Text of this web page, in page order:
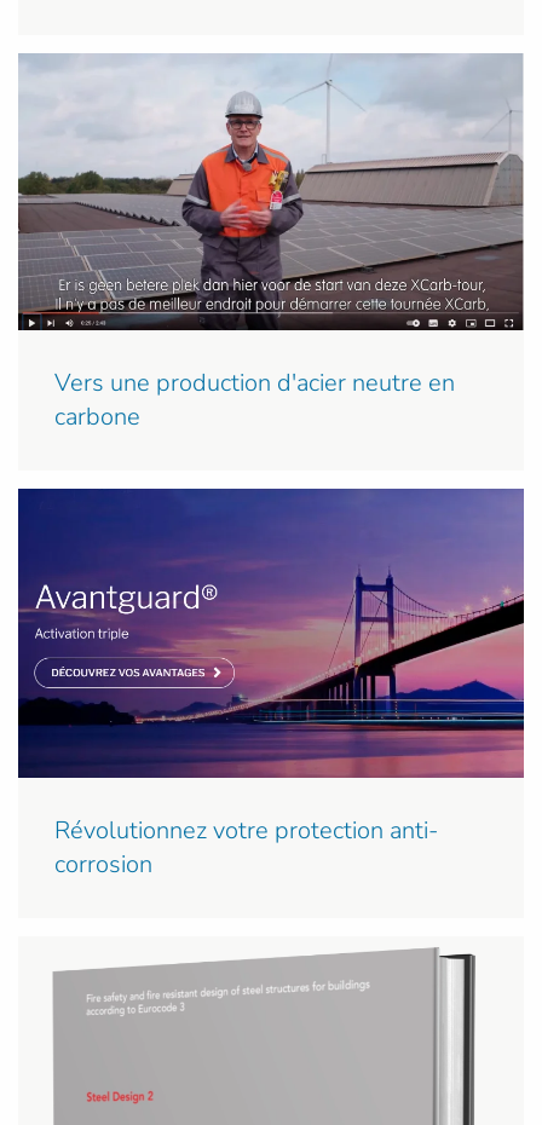
Vers une production d'acier neutre en
carbone
Révolutionnez votre protection anti-
corrosion